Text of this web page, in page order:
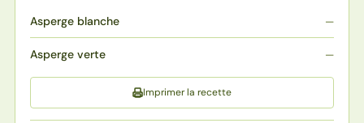
Asperge blanche —
Asperge verte —
Imprimer la recette